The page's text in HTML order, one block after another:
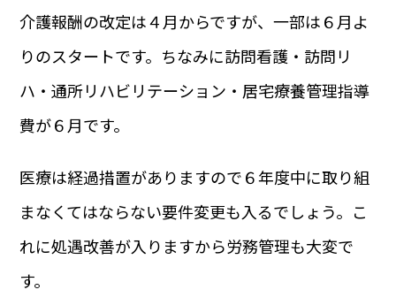
介護報酬の改定は４月からですが、一部は６月よ
りのスタートです。ちなみに訪問看護・訪問リ
ハ・通所リハビリテーション・居宅療養管理指導
費が６月です。
医療は経過措置がありますので６年度中に取り組
まなくてはならない要件変更も入るでしょう。こ
れに処遇改善が入りますから労務管理も大変で
す。